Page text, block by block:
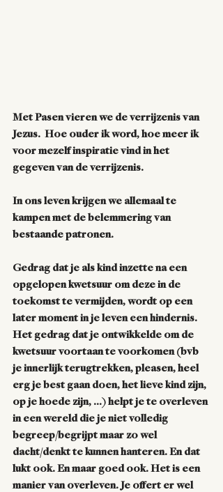
Met Pasen vieren we de verrijzenis van
Jezus.  Hoe ouder ik word, hoe meer ik
voor mezelf inspiratie vind in het
gegeven van de verrijzenis.
In ons leven krijgen we allemaal te
kampen met de belemmering van
bestaande patronen.
Gedrag dat je als kind inzette na een
opgelopen kwetsuur om deze in de
toekomst te vermijden, wordt op een
later moment in je leven een hindernis.
Het gedrag dat je ontwikkelde om de
kwetsuur voortaan te voorkomen (bvb
je innerlijk terugtrekken, pleasen, heel
erg je best gaan doen, het lieve kind zijn,
op je hoede zijn, …) helpt je te overleven
in een wereld die je niet volledig
begreep/begrijpt maar zo wel
dacht/denkt te kunnen hanteren. En dat
lukt ook. En maar goed ook. Het is een
manier van overleven. Je offert er wel